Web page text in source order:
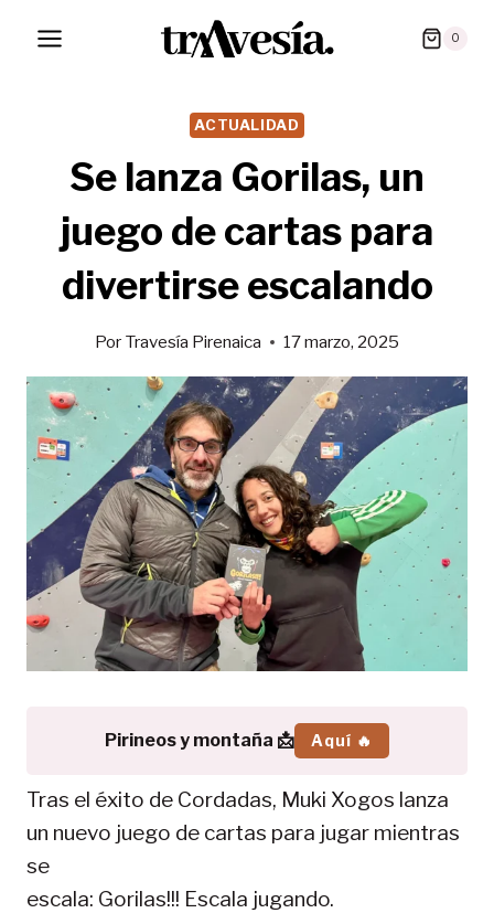
0
ACTUALIDAD
Se lanza Gorilas, un
juego de cartas para
divertirse escalando
Por Travesía Pirenaica 17 marzo, 2025
Pirineos y montaña 📩 Aquí 🔥
Tras el éxito de Cordadas, Muki Xogos lanza
un nuevo juego de cartas para jugar mientras
se
escala: Gorilas!!! Escala jugando.